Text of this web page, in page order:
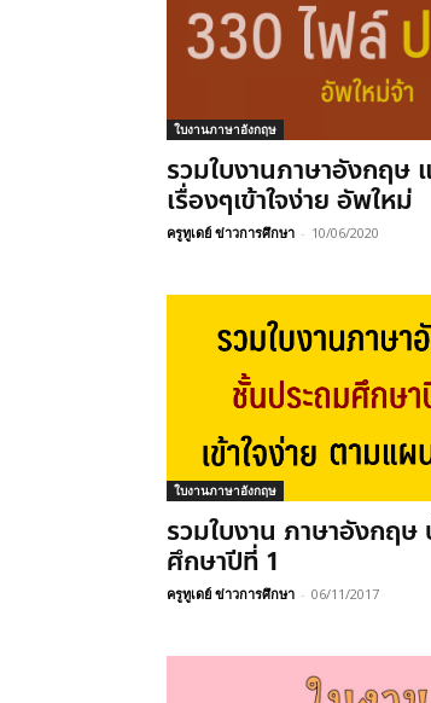
ใบงานภาษาอังกฤษ
รวมใบงานภาษาอังกฤษ
เรื่องๆเข้าใจง่าย อัพใหม่
ครูทูเดย์ ข่าวการศึกษา - 10/06/2020
ใบงานภาษาอังกฤษ
รวมใบงาน ภาษาอังกฤษ
ศึกษาปีที่ 1
ครูทูเดย์ ข่าวการศึกษา - 06/11/2017